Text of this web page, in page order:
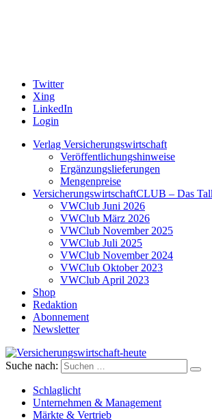
Twitter
Xing
LinkedIn
Login
Verlag Versicherungswirtschaft
Veröffentlichungshinweise
Ergänzungslieferungen
Mengenpreise
VersicherungswirtschaftCLUB – Das
VWClub Juni 2026
VWClub März 2026
VWClub November 2025
VWClub Juli 2025
VWClub November 2024
VWClub Oktober 2023
VWClub April 2023
Shop
Redaktion
Abonnement
Newsletter
Versicherungswirtschaft-heute
Suche nach:
Schlaglicht
Unternehmen & Management
Märkte & Vertrieb